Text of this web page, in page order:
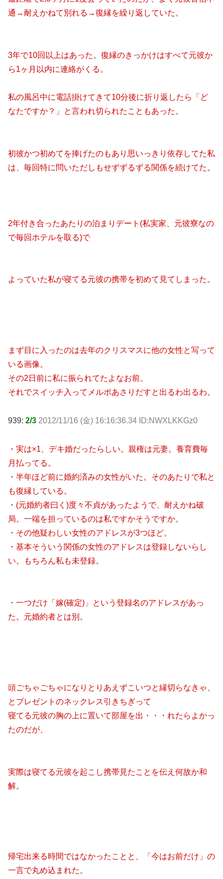
通→耐えかねて別れる→復縁を繰り返していた。
3年で10回以上はあった。復縁のきっかけはすべて元彼か
ら1ヶ月以内に連絡がくる。
私の風呂中に電話掛けてきて10分後に折り返したら「ど
なたですか？」と言われ切られたこともあった。
初彼かつ初めてを捧げたのもあり思いっきり依存してた私
は、毎回特に問いただしもせずずるずる関係を続けてた。
2年付き合ったあたりの泊まりデート(私実家、元彼寮なの
で毎回ホテルを取る)で
よっていた私が寝てる元彼の携帯を初めて見てしまった。
まず目に入ったのは去年のクリスマスに他の女性と写って
いる画像。
その2日前に私に振られてたよなお前。
それでスイッチ入ってメルボあさりだすと出るわ出るわ。
939: 2/3 2012/11/16 (金) 16:16:36.34 ID:NWXLKKGz0
・実は×1、デキ婚だったらしい。親権は元妻。養育費毎
月払ってる。
・半年ほど前に婚約済みの女性がいた。そのあたりで私と
も復縁している。
・(元婚約者曰く)度々不貞があったようで、耐えかね破
局。一端を担っているのは私ですかそうですか。
・その他疑わしい女性のアドレスが3つほど。
・基本そういう関係の女性のアドレスは登録しないらし
い。もちろん私も未登録。
・一つだけ「嫁(確定)」という登録名のアドレスがあっ
た。元婚約者とは別。
頭ごちゃごちゃになりとりあえずこいつと縁切らなきゃ、
とプレゼントのネックレス引きちぎって
寝てる元彼の胸の上に置いて部屋を出・・・れたらよかっ
たのだが、
実際は寝てる元彼を起こし携帯見たことを伝え何故か和
解。
帰宅出来る時間ではなかったことと、「今はお前だけ」の
一言で丸め込まれた。